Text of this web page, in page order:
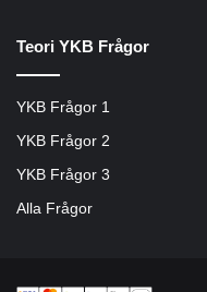
Teori YKB Frågor
YKB Frågor 1
YKB Frågor 2
YKB Frågor 3
Alla Frågor